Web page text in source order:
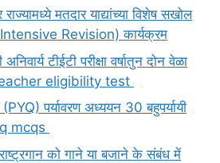
राज्यामध्ये मतदार याद्यांच्या विशेष सखोल
Intensive Revision) कार्यक्रम
टीईटी परीक्षा वर्षातुन दोन वेळा
teacher eligibility test
पर्यावरण अध्ययन 30 बहुपर्यायी
mcqs
को गाने या बजाने के संबंध में